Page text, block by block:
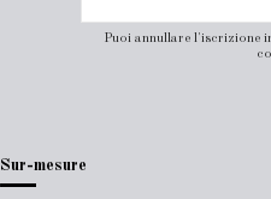
Puoi annullare l'iscrizione
Sur-mesure